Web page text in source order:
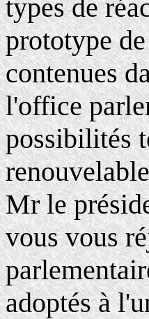
types de
prototype
contenues
l'office
possibilités
Mr le
vous vous
adoptés à